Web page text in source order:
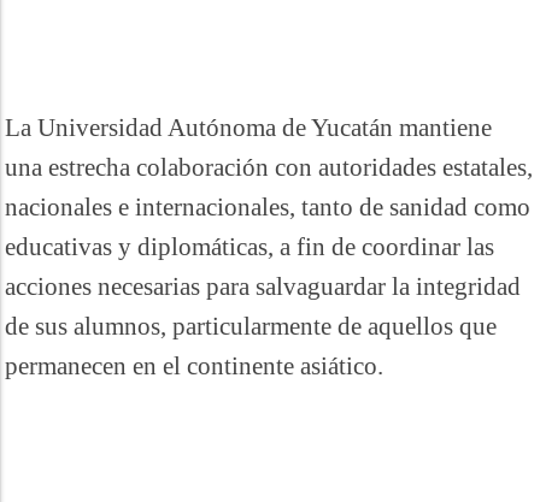
La Universidad Autónoma de Yucatán mantiene
una estrecha colaboración con autoridades estatales,
nacionales e internacionales, tanto de sanidad como
educativas y diplomáticas, a fin de coordinar las
acciones necesarias para salvaguardar la integridad
de sus alumnos, particularmente de aquellos que
permanecen en el continente asiático.